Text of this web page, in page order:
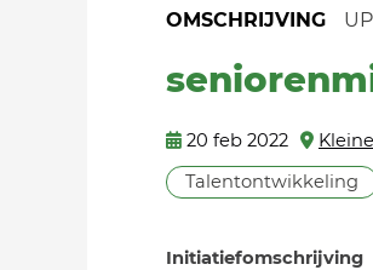
OMSCHRIJVING
20 feb 2022
Talentontwikkeling
Initiatiefomschrijving